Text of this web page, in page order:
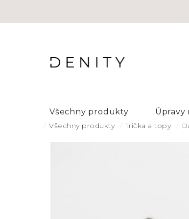
Všechny produkty Úpravy
Domů
Všechny produkty Trička a topy